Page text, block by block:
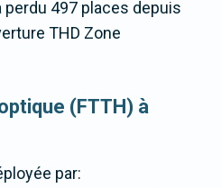
perdu 497 places depuis
THD Zone
(FTTH) à
par: